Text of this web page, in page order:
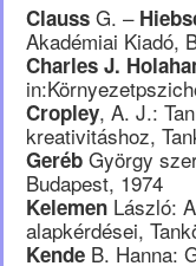
Clauss G. –
Akadémiai Kiadó,
Charles J.
Cropley, A. J.:
kreativitáshoz,
Geréb György
Budapest, 1974
Kelemen László:
alapkérdései,
Kende B. Hanna: